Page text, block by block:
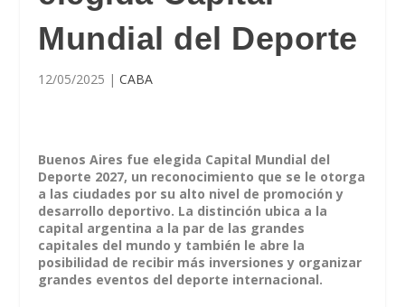
Mundial del Deporte
12/05/2025 |CABA
Buenos Aires fue elegida Capital Mundial del
Deporte 2027, un reconocimiento​ que se le otorga
a las ciudades por su alto nivel de promoción y
desarrollo deportivo. La distinción ubica a la
capital argentina a la par de las grandes
capitales del mundo y también le abre la
posibilidad de recibir más inversiones y organizar
grandes eventos del deporte internacional.